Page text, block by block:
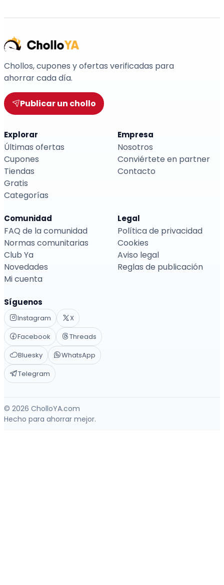
Chollos, cupones y ofertas verificadas para
ahorrar cada día.
Publicar un chollo
Explorar
Últimas ofertas
Cupones
Tiendas
Gratis
Categorías
Empresa
Nosotros
Conviértete en partner
Contacto
Comunidad
FAQ de la comunidad
Normas comunitarias
Club Ya
Novedades
Mi cuenta
Legal
Política de privacidad
Cookies
Aviso legal
Reglas de publicación
Síguenos
Instagram
X
Facebook
Threads
Bluesky
WhatsApp
Telegram
© 2026 CholloYA.com
Hecho para ahorrar mejor.